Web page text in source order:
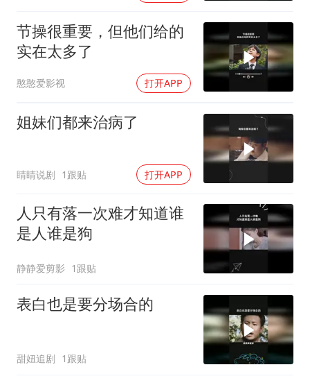
节操很重要，但他们给的
实在太多了
憨憨爱影视 打开APP
姐妹们都来治病了
睛睛说剧 1跟贴 打开APP
人只有落一次难才知道谁
是人谁是狗
静静爱剪影 1跟贴
表白也是要分场合的
甜妞追剧 1跟贴